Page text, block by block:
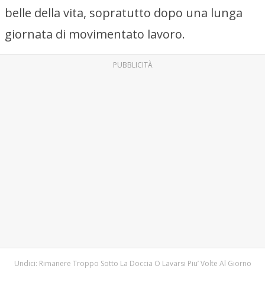
belle della vita, sopratutto dopo una lunga
giornata di movimentato lavoro.
PUBBLICITÀ
Undici: Rimanere Troppo Sotto La Doccia O Lavarsi Piu’ Volte Al Giorno